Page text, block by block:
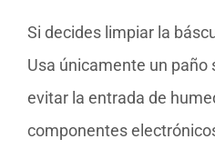
Si decides limpiar la
Usa únicamente un paño
evitar la entrada de
componentes